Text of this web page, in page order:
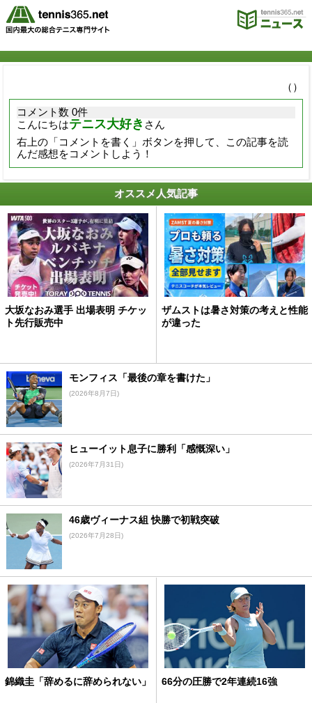
（）
コメント数 0件
こんにちはテニス大好き さん
右上の「コメントを書く」ボタンを押して、この記事を読
んだ感想をコメントしよう！
オススメ人気記事
大坂なおみ選手 出場表明 チケッ
ト先行販売中
ザムストは暑さ対策の考えと性能
が違った
モンフィス「最後の章を書けた」
(2026年8月7日)
ヒューイット息子に勝利「感慨深い」
(2026年7月31日)
46歳ヴィーナス組 快勝で初戦突破
(2026年7月28日)
錦織圭「辞めるに辞められない」 66分の圧勝で2年連続16強